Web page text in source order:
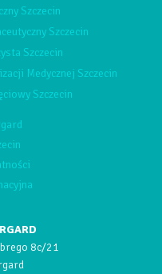
Szczecin
Szczecin
Szczecin
Medycznej Szczecin
Szczecin
8c/21